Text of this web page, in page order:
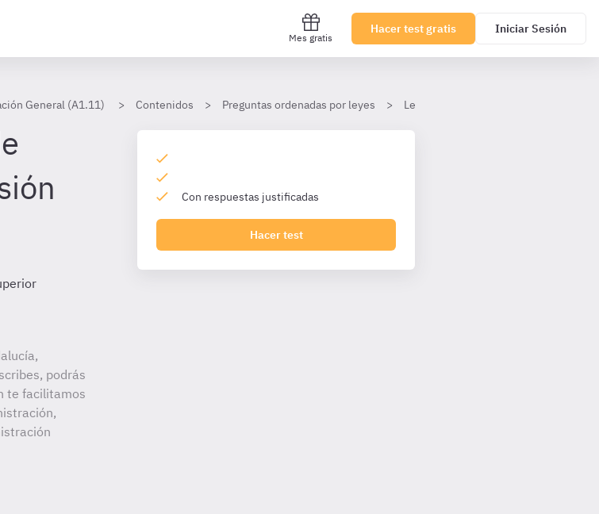
Mes gratis
Hacer test gratis Iniciar Sesión
General (A1.11) Contenidos Preguntas ordenadas por leyes Ley 39/2015, de 1 de octubre, del
podrás
te facilitamos
Con respuestas justificadas
Hacer test